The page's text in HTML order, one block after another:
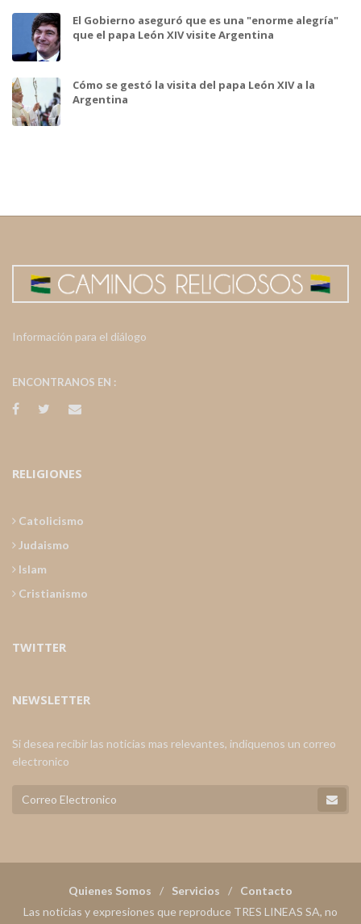
El Gobierno aseguró que es una "enorme alegría"
que el papa León XIV visite Argentina
Cómo se gestó la visita del papa León XIV a la
Argentina
Información para el diálogo
ENCONTRANOS EN :
RELIGIONES
Catolicismo
Judaismo
Islam
Cristianismo
TWITTER
NEWSLETTER
Si desea recibir las noticias mas relevantes, indiquenos un correo
electronico
Quienes Somos Servicios
Contacto
Las noticias y expresiones que reproduce TRES LINEAS SA, no